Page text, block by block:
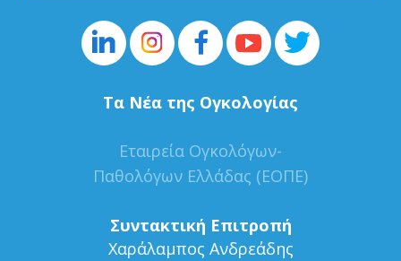
Τα Νέα της Ογκολογίας
Εταιρεία Ογκολόγων-
Παθολόγων Ελλάδας (ΕΟΠΕ)
Συντακτική Επιτροπή
Xαράλαμπος Ανδρεάδης